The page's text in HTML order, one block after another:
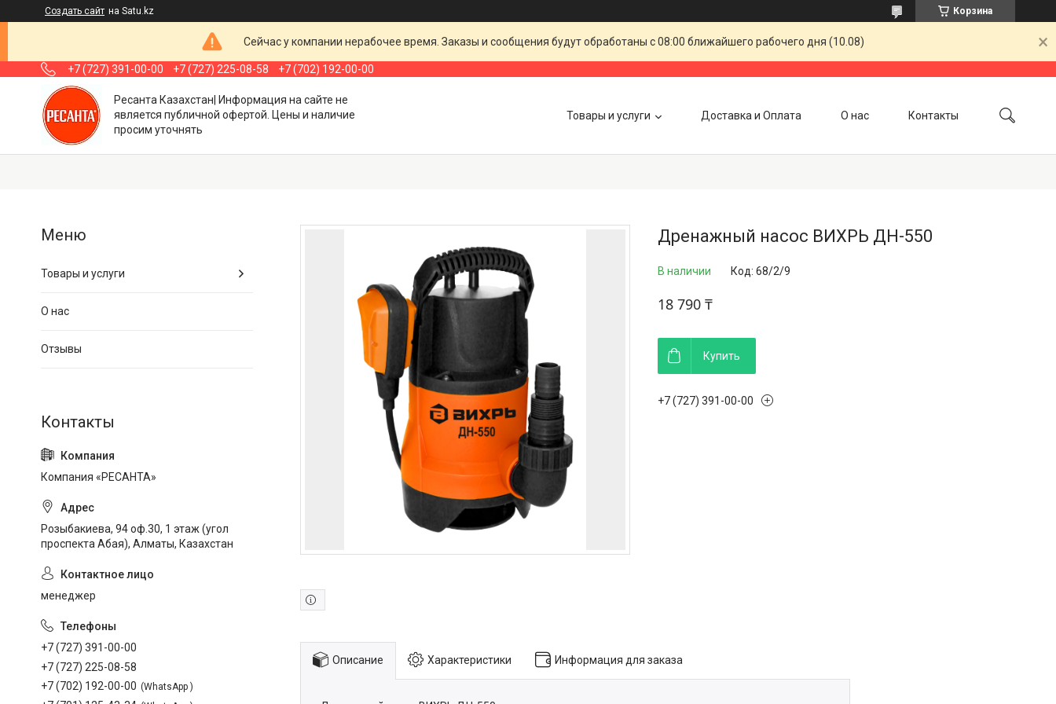
Создать сайт на Satu.kz Корзина
Сейчас у компании нерабочее время. Заказы и сообщения будут обработаны с 08:00 ближайшего рабочего дня (10.08)
+7 (727) 391-00-00 +7 (727) 225-08-58 +7 (702) 192-00-00
Ресанта Казахстан| Информация на сайте не
является публичной офертой. Цены и наличие
просим уточнять
Товары и услуги Доставка и Оплата О нас Контакты
Дренажный насос ВИХРЬ ДН-550
В наличии Код: 68/2/9
18 790 ₸
Купить
+7 (727) 391-00-00
Описание Характеристики Информация для заказа
Товары и услуги
О нас
Отзывы
Компания «РЕСАНТА»
Розыбакиева, 94 оф.30, 1 этаж (угол
проспекта Абая), Алматы, Казахстан
менеджер
+7 (727) 391-00-00
+7 (727) 225-08-58
+7 (702) 192-00-00
WhatsApp